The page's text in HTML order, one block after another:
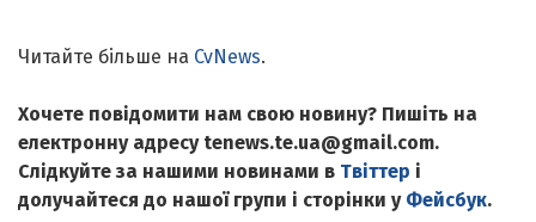
Читайте більше на CvNews.
Хочете повідомити нам свою новину? Пишіть на
електронну адресу tenews.te.ua@gmail.com.
Слідкуйте за нашими новинами в Твіттер і
долучайтеся до нашої групи і сторінки у Фейсбук.